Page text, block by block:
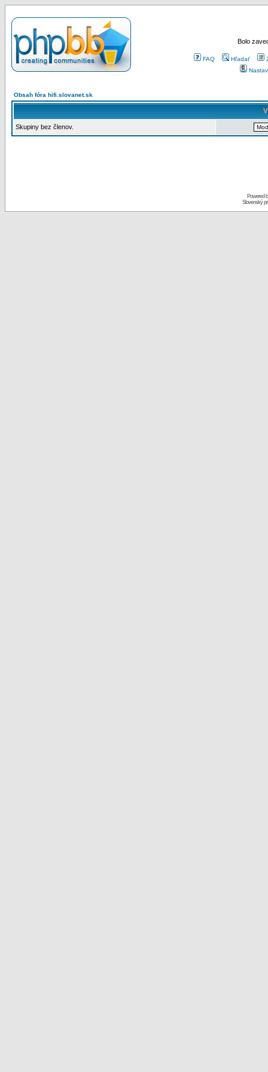
Bolo
FAQ Hľadať
Obsah fóra hifi.slovanet.sk
Skupiny bez členov.
Powered
Slovenský